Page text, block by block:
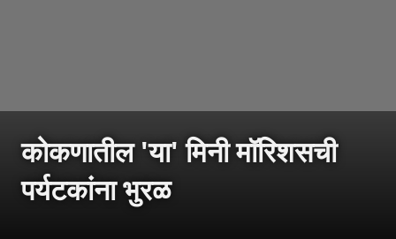
कोकणातील 'या' मिनी मॉरिशसची
पर्यटकांना भुरळ